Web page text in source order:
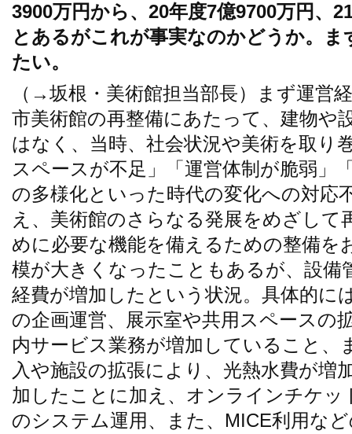
3900万円から、20年度7億9700万円、
とあるがこれが事実なのかどうか。
たい。
（→坂根・美術館担当部長）まず運営
市美術館の再整備にあたって、建物や
はなく、当時、社会状況や美術を取り
スペースが不足」「運営体制が脆弱」
の多様化といった時代の変化への対応
え、美術館のさらなる発展をめざして
めに必要な機能を備えるための整備を
模が大きくなったこともあるが、設備
経費が増加したという状況。具体的に
の企画運営、展示室や共用スペースの
内サービス業務が増加していること、
入や施設の拡張により、光熱水費が増
加したことに加え、オンラインチケッ
のシステム運用、また、MICE利用な